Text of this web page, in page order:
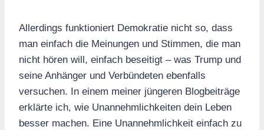
Allerdings funktioniert Demokratie nicht so, dass
man einfach die Meinungen und Stimmen, die man
nicht hören will, einfach beseitigt – was Trump und
seine Anhänger und Verbündeten ebenfalls
versuchen. In einem meiner jüngeren Blogbeiträge
erklärte ich, wie Unannehmlichkeiten dein Leben
besser machen. Eine Unannehmlichkeit einfach zu